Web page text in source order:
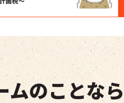
ムのことなら